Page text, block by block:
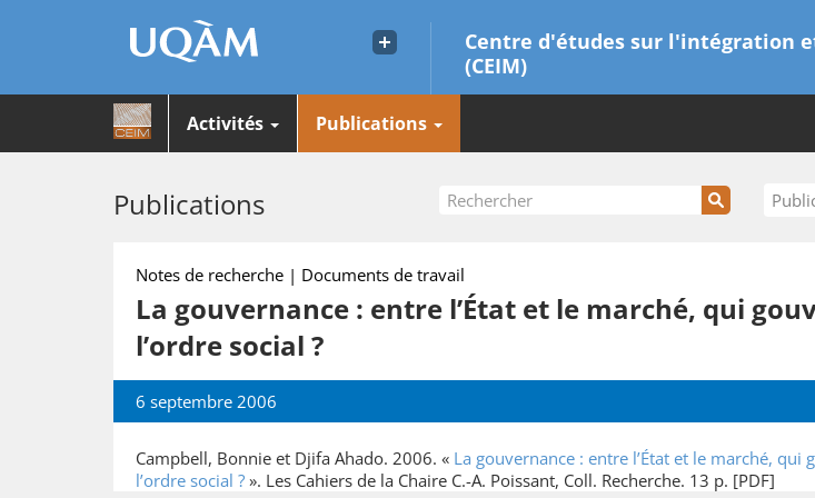
Centre d'études sur l'intégration
(CEIM)
Activités Publications
Publications
Notes de recherche | Documents de travail
La gouvernance : entre l’État et le marché, qui
l’ordre social ?
6 septembre 2006
Campbell, Bonnie et Djifa Ahado. 2006. « La gouvernance : entre l’État et le marché, qui
l’ordre social ? ». Les Cahiers de la Chaire C.-A. Poissant, Coll. Recherche. 13 p. [PDF]